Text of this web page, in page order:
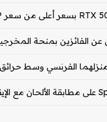
الفرنسي وسط حرائق